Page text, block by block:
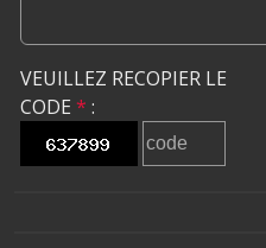
VEUILLEZ RECOPIER LE
CODE * :